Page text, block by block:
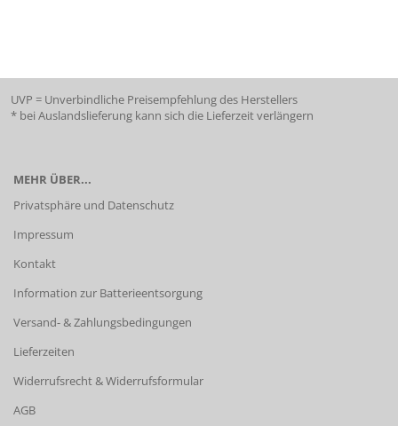
UVP = Unverbindliche Preisempfehlung des Herstellers
* bei Auslandslieferung kann sich die Lieferzeit verlängern
MEHR ÜBER...
Privatsphäre und Datenschutz
Impressum
Kontakt
Information zur Batterieentsorgung
Versand- & Zahlungsbedingungen
Lieferzeiten
Widerrufsrecht & Widerrufsformular
AGB